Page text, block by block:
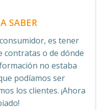
SABER
es tener
contratas o de dónde
no estaba
podíamos ser
los clientes. ¡Ahora